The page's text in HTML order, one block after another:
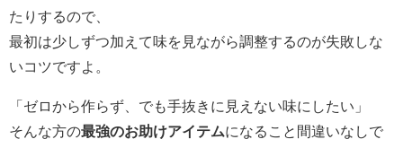
たりするので、
最初は少しずつ加えて味を見ながら調整するのが失敗しな
いコツですよ。
「ゼロから作らず、でも手抜きに見えない味にしたい」
そんな方の最強のお助けアイテムになること間違いなしで